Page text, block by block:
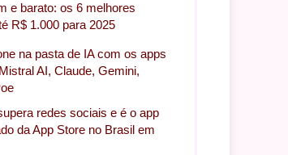
e barato: os 6 melhores
R$ 1.000 para 2025
redes sociais e é o app
da App Store no Brasil em